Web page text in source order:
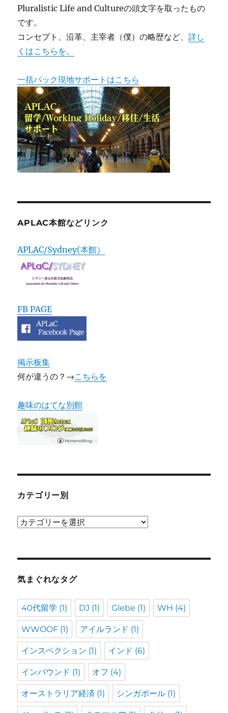
Pluralistic Life and Cultureの頭文字を取ったもの
です。
コンセプト、沿革、主宰者（僕）の略歴など、詳し
くはこちらを。
一括パック現地サポートはこちら
APLAC本館などリンク
APLAC/Sydney(本館）
FB PAGE
掲示板集
何が違うの？→こちらを
趣味のはてな別館
カテゴリー別
カ
ー
気まぐれなタグ
40代留学 (1) DJ (1) Glebe (1) WH (4)
WWOOF (1) アイルランド (1)
インスペクション (1) インド (6)
インバウンド (1) オフ (4)
オーストラリア経済 (1) シンガポール (1)